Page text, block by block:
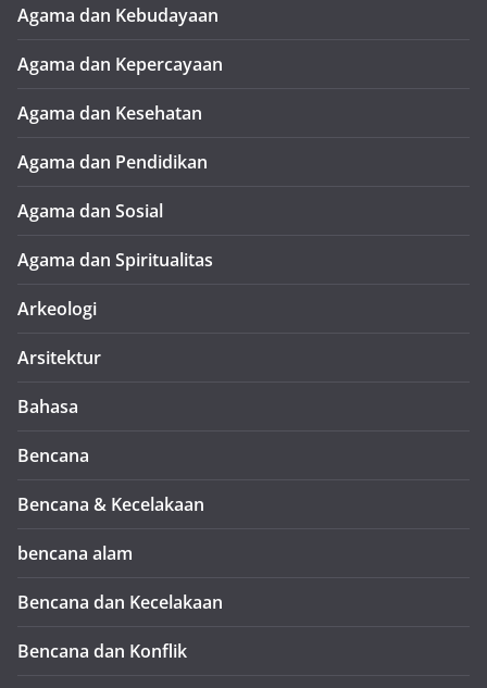
Agama dan Kebudayaan
Agama dan Kepercayaan
Agama dan Kesehatan
Agama dan Pendidikan
Agama dan Sosial
Agama dan Spiritualitas
Arkeologi
Arsitektur
Bahasa
Bencana
Bencana & Kecelakaan
bencana alam
Bencana dan Kecelakaan
Bencana dan Konflik